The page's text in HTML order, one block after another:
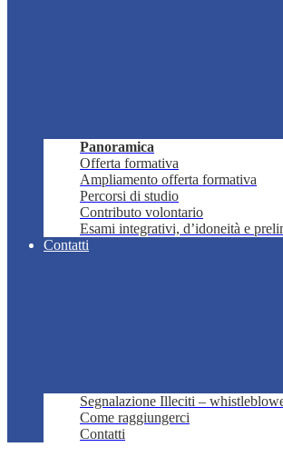
Panoramica
Offerta formativa
Ampliamento offerta formativa
Percorsi di studio
Contributo volontario
Esami integrativi, d’idoneità e
Contatti
Segnalazione Illeciti –
Come raggiungerci
Contatti